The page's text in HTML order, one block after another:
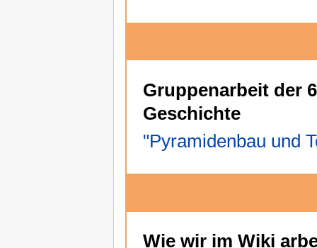
Gruppenarbeit der
Geschichte
"Pyramidenbau und
Wie wir im Wiki